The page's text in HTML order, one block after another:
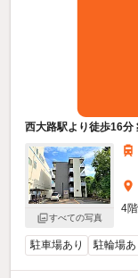
西大路駅より徒歩16分
すべての写真
4
駐車場あり 駐輪場あ